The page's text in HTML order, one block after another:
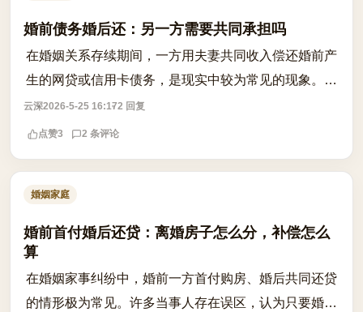
婚前债务婚后还：另一方需要共同承担吗
在婚姻关系存续期间，一方用夫妻共同收入偿还婚前产
生的网贷或信用卡债务，是现实中较为常见的现象。然
而，这并不意味着该债务必然转化为夫妻共同债务。根
据现行法律原则，婚前个人债务原则上不...
云深2026-5-25 16:172 回复
点赞3 2 条评论
婚姻家庭
婚前首付婚后还贷：离婚房子怎么分，补偿怎么
算
在婚姻家事纠纷中，婚前一方首付购房、婚后共同还贷
的情形极为常见。许多当事人存在误区，认为只要婚后